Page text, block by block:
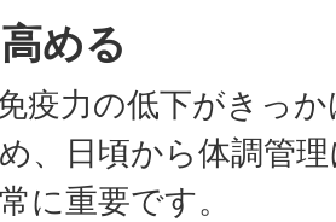
める
疫力の低下がきっ
、日頃から体調管
に重要です。